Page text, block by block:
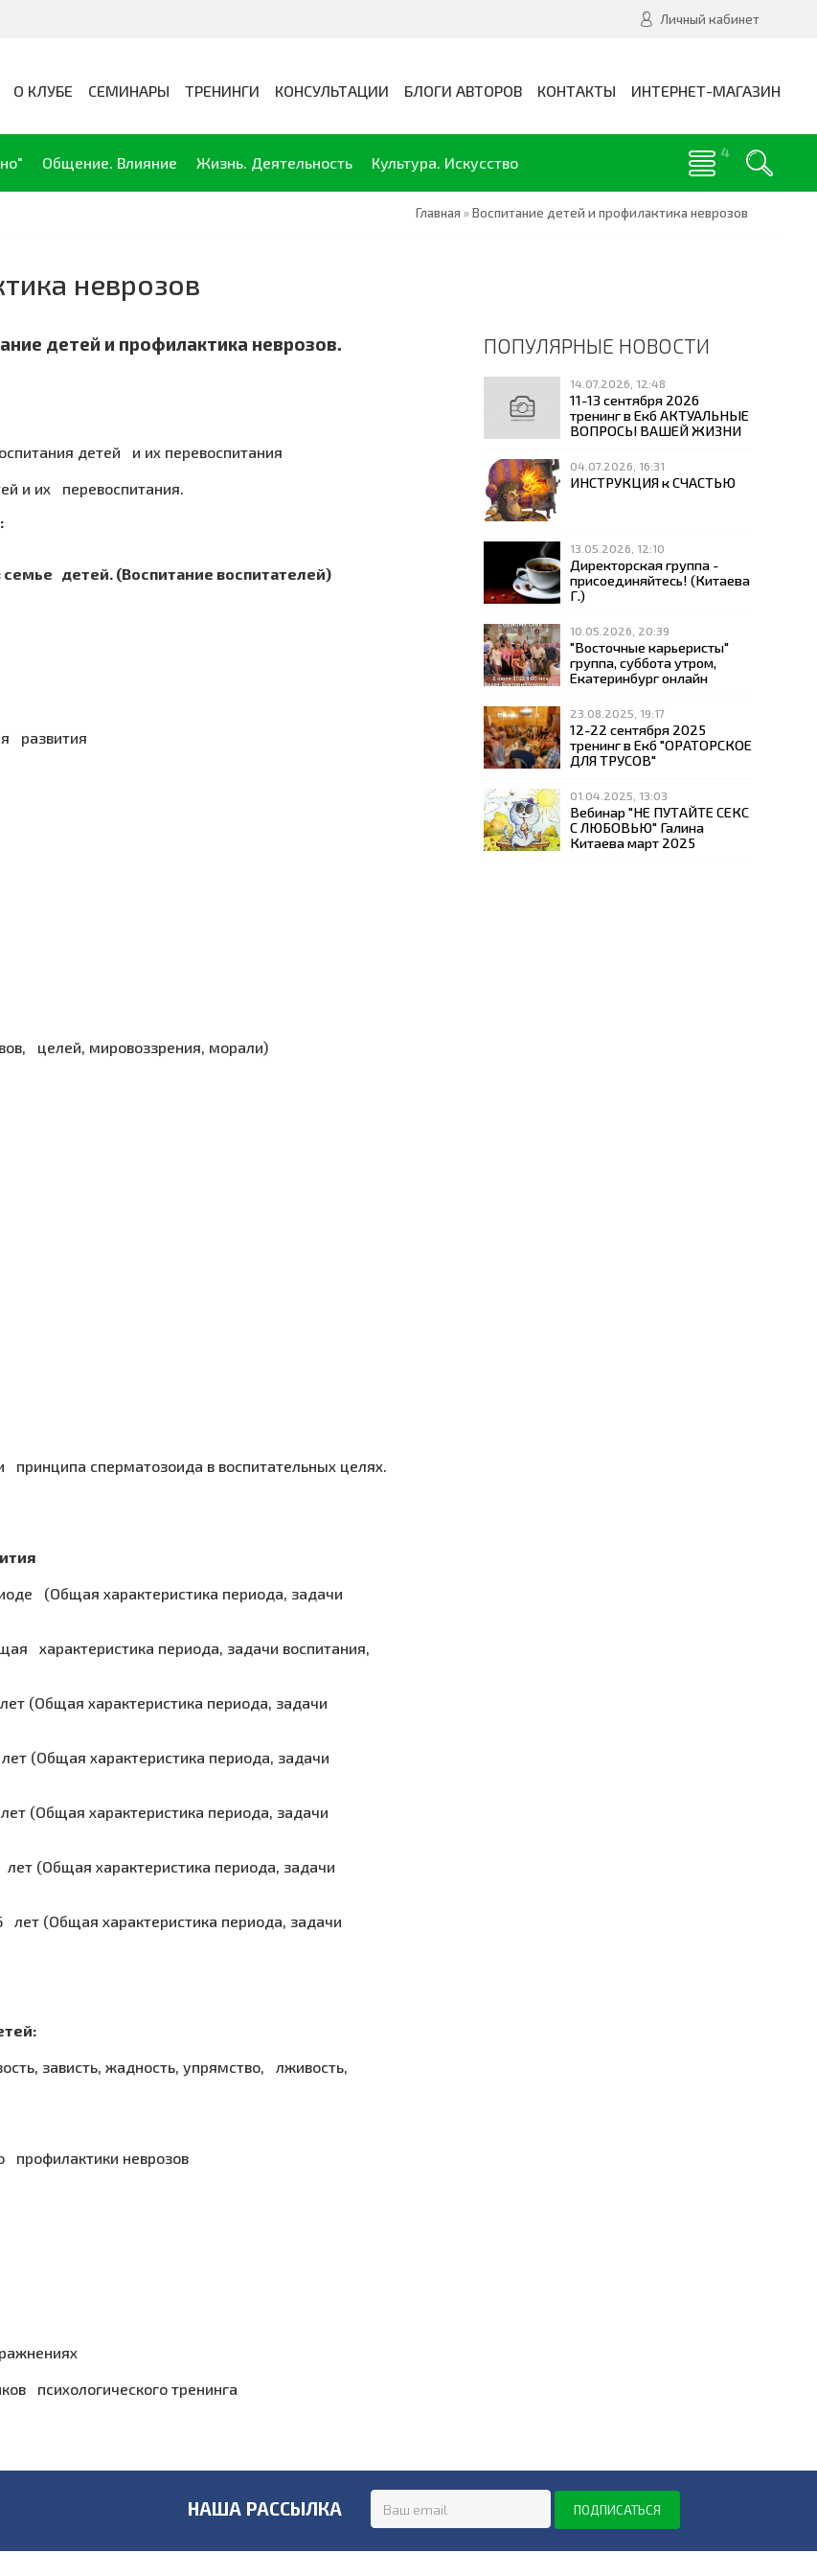
Личный кабинет
О КЛУБЕ СЕМИНАРЫ ТРЕНИНГИ КОНСУЛЬТАЦИИ БЛОГИ АВТОРОВ КОНТАКТЫ ИНТЕРНЕТ-МАГАЗИН
Общение. Влияние Жизнь. Деятельность Культура. Искусство
Главная »Воспитание детей и профилактика неврозов
неврозов
детей и профилактика неврозов.
детей и их перевоспитания
и их перевоспитания.
детей. (Воспитание воспитателей)
развития
целей, мировоззрения, морали)
принципа сперматозоида в воспитательных целях.
(Общая характеристика периода, задачи
характеристика периода, задачи воспитания,
(Общая характеристика периода, задачи
(Общая характеристика периода, задачи
(Общая характеристика периода, задачи
лет (Общая характеристика периода, задачи
лет (Общая характеристика периода, задачи
зависть, жадность, упрямство, лживость,
профилактики неврозов
психологического тренинга
ПОПУЛЯРНЫЕ НОВОСТИ
14.07.2026, 12:48
11-13 сентября 2026
тренинг в Екб АКТУАЛЬНЫЕ
ВОПРОСЫ ВАШЕЙ ЖИЗНИ
04.07.2026, 16:31
ИНСТРУКЦИЯ к СЧАСТЬЮ
13.05.2026, 12:10
Директорская группа -
присоединяйтесь! (Китаева
Г.)
10.05.2026, 20:39
"Восточные карьеристы"
группа, суббота утром,
Екатеринбург онлайн
23.08.2025, 19:17
12-22 сентября 2025
тренинг в Екб "ОРАТОРСКОЕ
ДЛЯ ТРУСОВ"
01.04.2025, 13:03
Вебинар "НЕ ПУТАЙТЕ СЕКС
С ЛЮБОВЬЮ" Галина
Китаева март 2025
НАША РАССЫЛКА